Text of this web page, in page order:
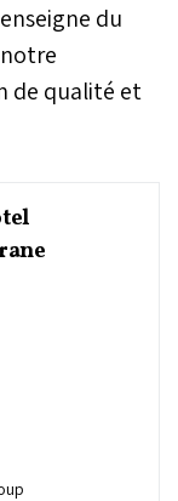
du
de qualité et